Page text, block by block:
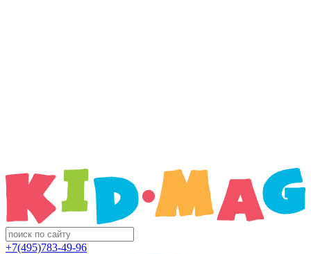
+7(495)783-49-96